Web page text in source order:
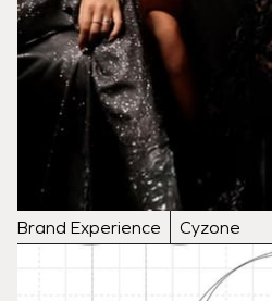
Brand Experience Cyzone